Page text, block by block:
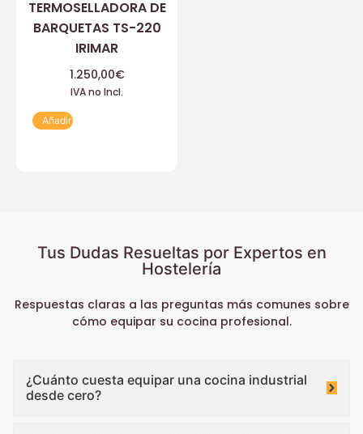
TERMOSELLADORA DE
BARQUETAS TS-220
IRIMAR
1.250,00€
IVA no Incl.
Añadir
Tus Dudas Resueltas por Expertos en
Hostelería
Respuestas claras a las preguntas más comunes sobre
cómo equipar su cocina profesional.
¿Cuánto cuesta equipar una cocina industrial
desde cero?